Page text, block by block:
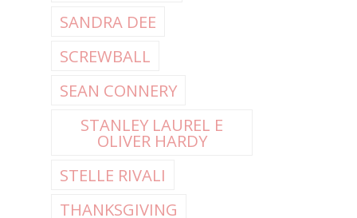
SANDRA DEE
SCREWBALL
SEAN CONNERY
STANLEY LAUREL E
OLIVER HARDY
STELLE RIVALI
THANKSGIVING